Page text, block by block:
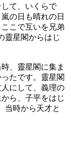
て、いくらで
の日も晴れの日
こで互いを兄弟
靈星閣からはじ
、靈星閣に集ま
たです。靈星閣
にして、義理の
ら、子平をはじ
当時から天才と